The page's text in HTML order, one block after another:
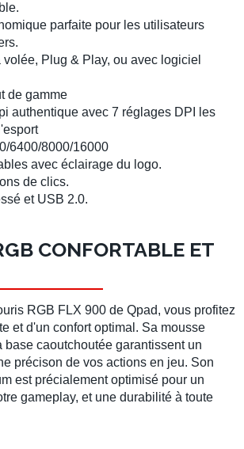
parfaite pour les utilisateurs
Plug & Play, ou avec logiciel
de gamme
authentique avec 7 réglages DPI les
6400/8000/16000
avec éclairage du logo.
de clics.
et USB 2.0.
CONFORTABLE ET
RGB FLX 900 de Qpad, vous profitez
et d'un confort optimal. Sa mousse
base caoutchoutée garantissent un
précison de vos actions en jeu. Son
est précialement optimisé pour un
gameplay, et une durabilité à toute